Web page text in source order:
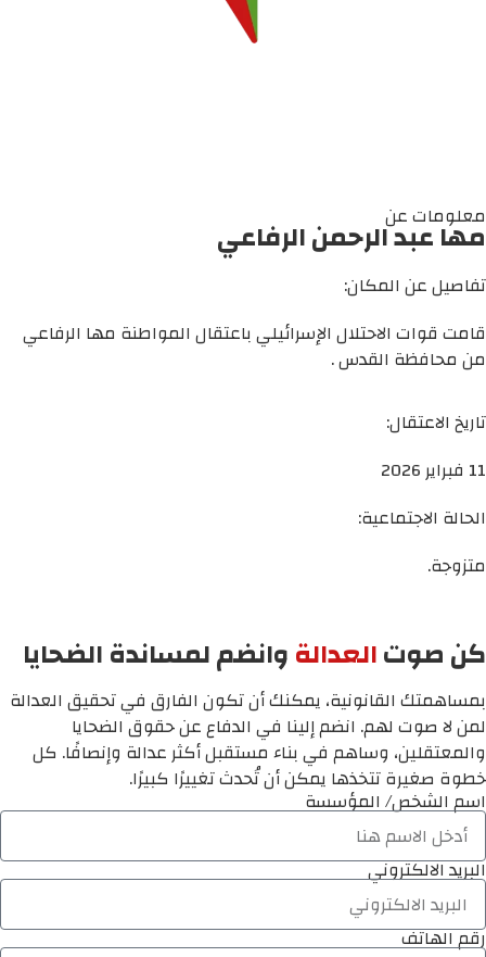
معلومات عن
مها عبد الرحمن الرفاعي
تفاصيل عن المكان:
قامت قوات الاحتلال الإسرائيلي باعتقال المواطنة مها الرفاعي
من محافظة القدس .
تاريخ الاعتقال:
11 فبراير 2026
الحالة الاجتماعية:
متزوجة.
كن صوتالعدالةوانضم لمساندة الضحايا
بمساهمتك القانونية، يمكنك أن تكون الفارق في تحقيق العدالة
لمن لا صوت لهم. انضم إلينا في الدفاع عن حقوق الضحايا
والمعتقلين، وساهم في بناء مستقبل أكثر عدالة وإنصافًا. كل
خطوة صغيرة تتخذها يمكن أن تُحدث تغييرًا كبيرًا.
اسم الشخص/ المؤسسة
البريد الالكتروني
رقم الهاتف